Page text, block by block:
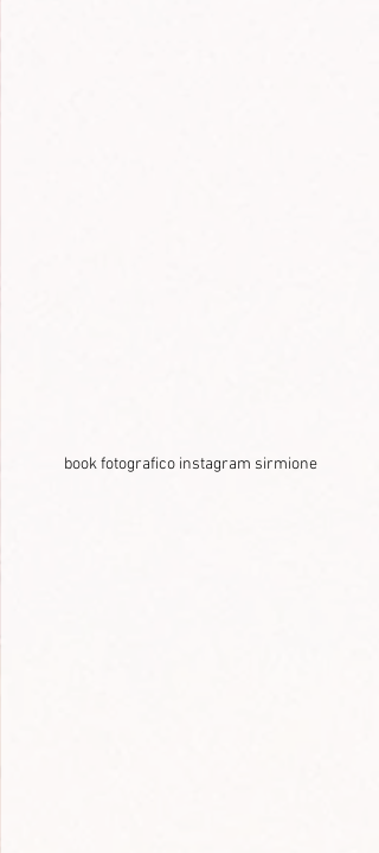
book fotografico instagram sirmione